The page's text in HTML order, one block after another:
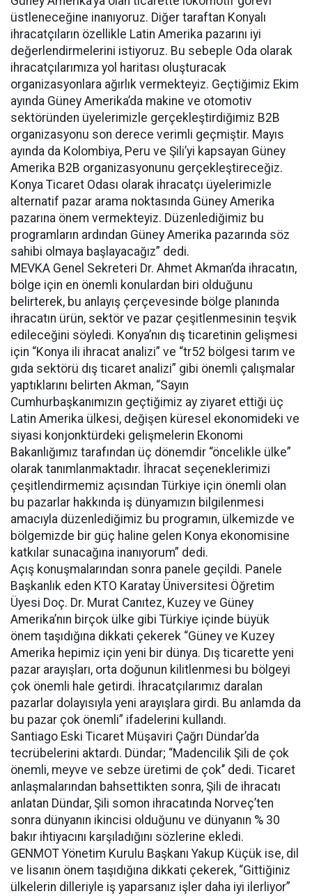
üstleneceğine inanıyoruz. Diğer taraftan Konyalı
ihracatçıların özellikle Latin Amerika pazarını iyi
değerlendirmelerini istiyoruz. Bu sebeple Oda olarak
ihracatçılarımıza yol haritası oluşturacak
organizasyonlara ağırlık vermekteyiz. Geçtiğimiz Ekim
ayında Güney Amerika’da makine ve otomotiv
sektöründen üyelerimizle gerçekleştirdiğimiz B2B
organizasyonu son derece verimli geçmiştir. Mayıs
ayında da Kolombiya, Peru ve Şili’yi kapsayan Güney
Amerika B2B organizasyonunu gerçekleştireceğiz.
Konya Ticaret Odası olarak ihracatçı üyelerimizle
alternatif pazar arama noktasında Güney Amerika
pazarına önem vermekteyiz. Düzenlediğimiz bu
programların ardından Güney Amerika pazarında söz
sahibi olmaya başlayacağız” dedi.
MEVKA Genel Sekreteri Dr. Ahmet Akman’da ihracatın,
bölge için en önemli konulardan biri olduğunu
belirterek, bu anlayış çerçevesinde bölge planında
ihracatın ürün, sektör ve pazar çeşitlenmesinin teşvik
edileceğini söyledi. Konya’nın dış ticaretinin gelişmesi
için “Konya ili ihracat analizi” ve “tr52 bölgesi tarım ve
gıda sektörü dış ticaret analizi” gibi önemli çalışmalar
yaptıklarını belirten Akman, “Sayın
Cumhurbaşkanımızın geçtiğimiz ay ziyaret ettiği üç
Latin Amerika ülkesi, değişen küresel ekonomideki ve
siyasi konjonktürdeki gelişmelerin Ekonomi
Bakanlığımız tarafından üç dönemdir “öncelikle ülke”
olarak tanımlanmaktadır. İhracat seçeneklerimizi
çeşitlendirmemiz açısından Türkiye için önemli olan
bu pazarlar hakkında iş dünyamızın bilgilenmesi
amacıyla düzenlediğimiz bu programın, ülkemizde ve
bölgemizde bir güç haline gelen Konya ekonomisine
katkılar sunacağına inanıyorum” dedi.
Açış konuşmalarından sonra panele geçildi. Panele
Başkanlık eden KTO Karatay Üniversitesi Öğretim
Üyesi Doç. Dr. Murat Canıtez, Kuzey ve Güney
Amerika’nın birçok ülke gibi Türkiye içinde büyük
önem taşıdığına dikkati çekerek “Güney ve Kuzey
Amerika hepimiz için yeni bir dünya. Dış ticarette yeni
pazar arayışları, orta doğunun kilitlenmesi bu bölgeyi
çok önemli hale getirdi. İhracatçılarımız daralan
pazarlar dolayısıyla yeni arayışlara girdi. Bu anlamda da
bu pazar çok önemli” ifadelerini kullandı.
Santiago Eski Ticaret Müşaviri Çağrı Dündar’da
tecrübelerini aktardı. Dündar; “Madencilik Şili de çok
önemli, meyve ve sebze üretimi de çok’’ dedi. Ticaret
anlaşmalarından bahsettikten sonra, Şili de ihracatı
anlatan Dündar, Şili somon ihracatında Norveç’ten
sonra dünyanın ikincisi olduğunu ve dünyanın % 30
bakır ihtiyacını karşıladığını sözlerine ekledi.
GENMOT Yönetim Kurulu Başkanı Yakup Küçük ise, dil
ve lisanın önem taşıdığına dikkati çekerek, “Gittiğiniz
ülkelerin dilleriyle iş yaparsanız işler daha iyi ilerliyor”